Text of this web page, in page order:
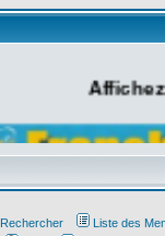
Rechercher
Liste des